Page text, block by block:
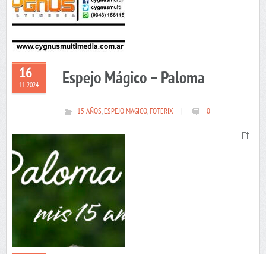
16
11 2024 Espejo Mágico – Paloma
15 AÑOS,ESPEJO MAGICO,FOTERIX 0